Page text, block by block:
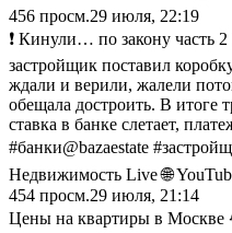
456 просм.29 июля, 22:19
❗️ Кинули… по закону часть
застройщик поставил
ждали и верили, жалели
обещала достроить. В итоге
ставка в банке слетает,
#банки@bazaestate
Недвижимость Live 🌐
454 просм.29 июля, 21:14
Цены на квартиры в